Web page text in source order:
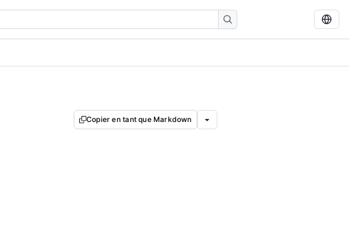
Copier en tant que Markdown